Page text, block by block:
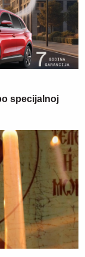
specijalnoj